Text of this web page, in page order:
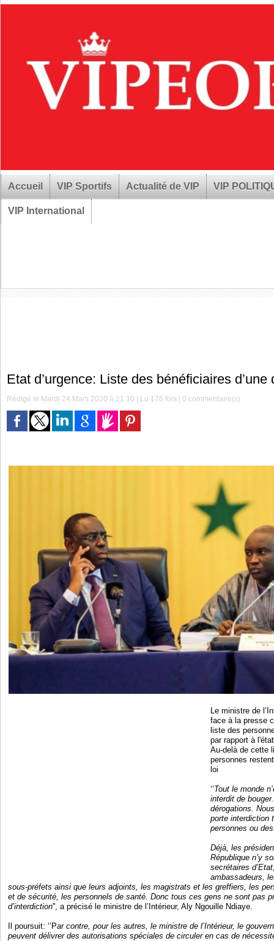
Accueil VIP Sportifs Actualité de VIP VIP
VIP International
Etat d’urgence: Liste des bénéficiaires d’une
Rédigé le Mardi 24 Mars 2020 à 21:10 | Lu 176 fois |0 commentaire(s)
Le ministre de
face à la presse
liste des
par rapport à
Au-delà de cette
personnes
loi
‘’Tout le monde
interdit de
dérogations.
porte interdiction
personnes ou
Déjà, les
République n’y
secrétaires
ambassadeurs,
sous-préfets ainsi que leurs adjoints, les magistrats et les greffiers, les
et de sécurité, les personnels de santé. Donc tous ces gens ne sont pas
d’interdiction'', a précisé le ministre de l’Intérieur, Aly Ngouille Ndiaye.
Il poursuit: ‘’Par contre, pour les autres, le ministre de l’Intérieur, le
peuvent délivrer des autorisations spéciales de circuler en cas de